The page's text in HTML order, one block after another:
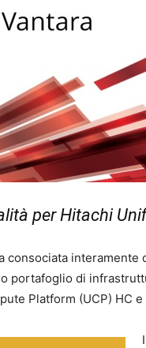
per Hitachi
consociata
portafoglio di
Platform (UCP) HC e